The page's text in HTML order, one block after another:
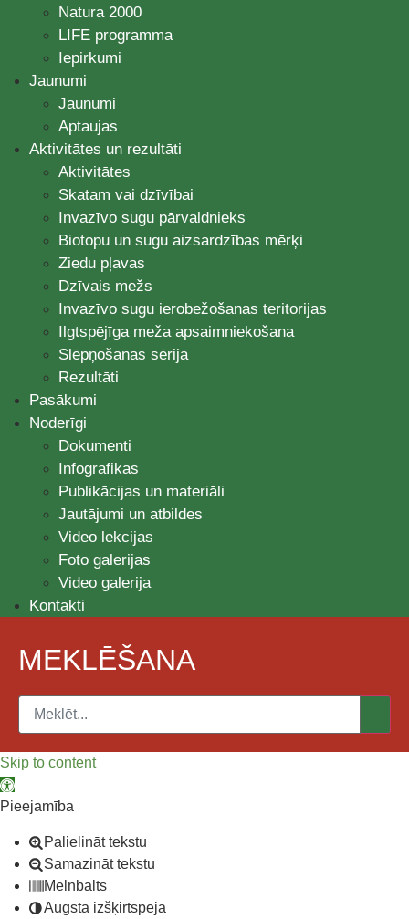
Natura 2000
LIFE programma
Iepirkumi
Jaunumi
Jaunumi
Aptaujas
Aktivitātes un rezultāti
Aktivitātes
Skatam vai dzīvībai
Invazīvo sugu pārvaldnieks
Biotopu un sugu aizsardzības mērķi
Ziedu pļavas
Dzīvais mežs
Invazīvo sugu ierobežošanas teritorijas
Ilgtspējīga meža apsaimniekošana
Slēpņošanas sērija
Rezultāti
Pasākumi
Noderīgi
Dokumenti
Infografikas
Publikācijas un materiāli
Jautājumi un atbildes
Video lekcijas
Foto galerijas
Video galerija
Kontakti
MEKLĒŠANA
Skip to content
Open toolbar
Pieejamība
Palielināt tekstu
Samazināt tekstu
Melnbalts
Augsta izšķirtspēja